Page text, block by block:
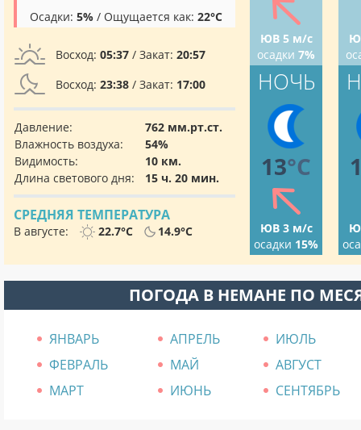
Осадки: 5% / Ощущается как: 22°C
Восход: 05:37 / Закат: 20:57
Восход: 23:38 / Закат: 17:00
Давление:
762 мм.рт.ст.
Влажность воздуха:
54%
Видимость:
10 км.
Длина светового дня:
15 ч. 20 мин.
СРЕДНЯЯ ТЕМПЕРАТУРА
В августе: 22.7°C 14.9°C
ЮВ 5 м/с
осадки 7%
НОЧЬ
13°C
ЮВ 3 м/с
осадки 15%
ПОГОДА В НЕМАНЕ ПО
ЯНВАРЬ АПРЕЛЬ
ИЮЛЬ
ФЕВРАЛЬ
МАЙ
АВГУСТ
МАРТ
ИЮНЬ СЕНТЯБРЬ